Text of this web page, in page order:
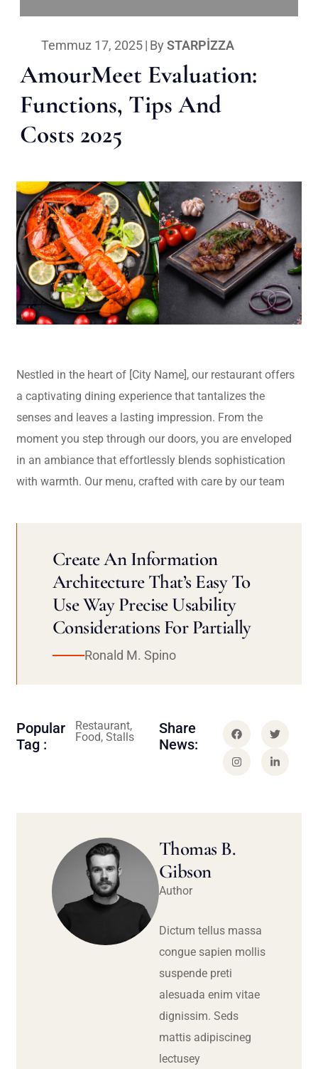
Temmuz 17, 2025| By STARPIZZA
AmourMeet Evaluation:
Functions, Tips And
Costs 2025
Nestled in the heart of [City Name], our restaurant offers
a captivating dining experience that tantalizes the
senses and leaves a lasting impression. From the
moment you step through our doors, you are enveloped
in an ambiance that effortlessly blends sophistication
with warmth. Our menu, crafted with care by our team
Create An Information
Architecture That’s Easy To
Use Way Precise Usability
Considerations For Partially
Ronald M. Spino
Popular
Tag :
Restaurant,
Food, Stalls
Share
News:
Thomas B.
Gibson
Author
Dictum tellus massa
congue sapien mollis
suspende preti
alesuada enim vitae
dignissim. Seds
mattis adipiscineg
lectusey